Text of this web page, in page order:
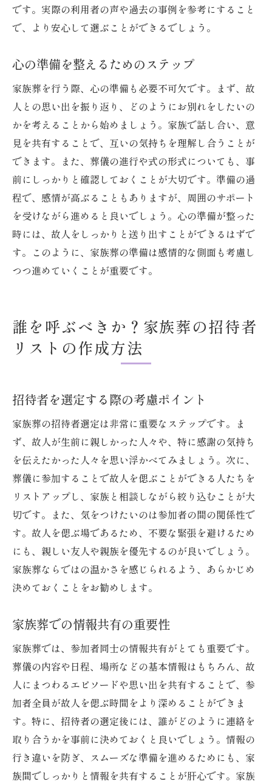
です。実際の利用者の声や過去の事例を参考にすること
で、より安心して選ぶことができるでしょう。
心の準備を整えるためのステップ
家族葬を行う際、心の準備も必要不可欠です。まず、故
人との思い出を振り返り、どのようにお別れをしたいの
かを考えることから始めましょう。家族で話し合い、意
見を共有することで、互いの気持ちを理解し合うことが
できます。また、葬儀の進行や式の形式についても、事
前にしっかりと確認しておくことが大切です。準備の過
程で、感情が高ぶることもありますが、周囲のサポート
を受けながら進めると良いでしょう。心の準備が整った
時には、故人をしっかりと送り出すことができるはずで
す。このように、家族葬の準備は感情的な側面も考慮し
つつ進めていくことが重要です。
誰を呼ぶべきか？家族葬の招待者
リストの作成方法
招待者を選定する際の考慮ポイント
家族葬の招待者選定は非常に重要なステップです。ま
ず、故人が生前に親しかった人々や、特に感謝の気持ち
を伝えたかった人々を思い浮かべてみましょう。次に、
葬儀に参加することで故人を偲ぶことができる人たちを
リストアップし、家族と相談しながら絞り込むことが大
切です。また、気をつけたいのは参加者の間の関係性で
す。故人を偲ぶ場であるため、不要な緊張を避けるため
にも、親しい友人や親族を優先するのが良いでしょう。
家族葬ならではの温かさを感じられるよう、あらかじめ
決めておくことをお勧めします。
家族葬での情報共有の重要性
家族葬では、参加者同士の情報共有がとても重要です。
葬儀の内容や日程、場所などの基本情報はもちろん、故
人にまつわるエピソードや思い出を共有することで、参
加者全員が故人を偲ぶ時間をより深めることができま
す。特に、招待者の選定後には、誰がどのように連絡を
取り合うかを事前に決めておくと良いでしょう。情報の
行き違いを防ぎ、スムーズな準備を進めるためにも、家
族間でしっかりと情報を共有することが肝心です。家族